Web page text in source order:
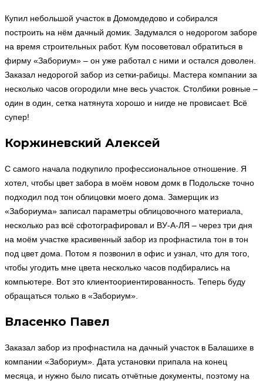
Купил небольшой участок в Домомдедово и собирался
построить на нём дачный домик. Задумался о недорогом заборе
на время строительных работ. Кум посоветовал обратиться в
фирму «Забориум» – он уже работал с ними и остался доволен.
Заказал недорогой забор из сетки-рабицы. Мастера компании за
несколько часов огородили мне весь участок. Столбики ровные –
один в один, сетка натянута хорошо и нигде не провисает. Всё
супер!
Коржиневский Алексей
С самого начала подкупило профессиональное отношение. Я
хотел, чтобы цвет забора в моём новом домк в Подольске точно
подходил под тон облицовки моего дома. Замерщик из
«Забориума» записал параметры облицовочного материала,
несколько раз всё сфотографировал и ВУ-А-ЛЯ – через три дня
на моём участке красивенный забор из профнастила тон в тон
под цвет дома. Потом я позвонил в офис и узнал, что для того,
чтобы угодить мне цвета несколько часов подбирались на
компьютере. Вот это клиентоориентированность. Теперь буду
обращаться только в «Забориум».
Власенко Павел
Заказал забор из профнастила на дачный участок в Балашихе в
компании «Забориум». Дата установки припала на конец
месяца, и нужно было писать отчётные документы, поэтому на